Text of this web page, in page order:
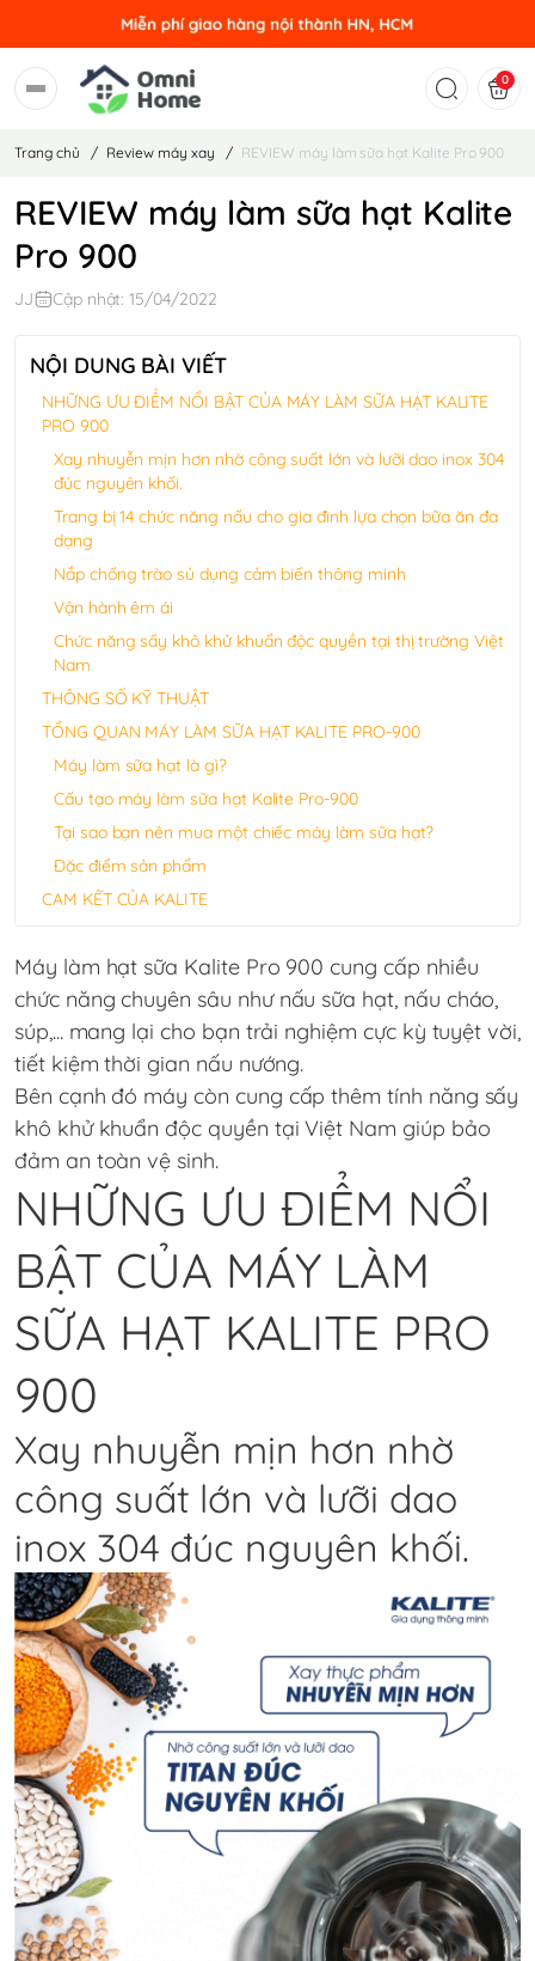
0
Trang chủ / Review máy xay / REVIEW máy làm sữa hạt Kalite Pro 900
REVIEW máy làm sữa hạt Kalite
Pro 900
JJ Cập nhật: 15/04/2022
NỘI DUNG BÀI VIẾT
NHỮNG ƯU ĐIỂM NỔI BẬT CỦA MÁY LÀM SỮA HẠT KALITE
PRO 900
Xay nhuyễn mịn hơn nhờ công suất lớn và lưỡi dao inox 304
đúc nguyên khối.
Trang bị 14 chức năng nấu cho gia đình lựa chọn bữa ăn đa
dạng
Nắp chống trào sủ dụng cảm biến thông minh
Vận hành êm ái
Chức năng sấy khô khử khuẩn độc quyền tại thị trường Việt
Nam
THÔNG SỐ KỸ THUẬT
TỔNG QUAN MÁY LÀM SỮA HẠT KALITE PRO-900
Máy làm sữa hạt là gì?
Cấu tạo máy làm sữa hạt Kalite Pro-900
Tại sao bạn nên mua một chiếc máy làm sữa hạt?
Đặc điểm sản phẩm
CAM KẾT CỦA KALITE
Máy làm hạt sữa Kalite Pro 900 cung cấp nhiều
chức năng chuyên sâu như nấu sữa hạt, nấu cháo,
súp,... mang lại cho bạn trải nghiệm cực kỳ tuyệt vời,
tiết kiệm thời gian nấu nướng.
Bên cạnh đó máy còn cung cấp thêm tính năng sấy
khô khử khuẩn độc quyền tại Việt Nam giúp bảo
đảm an toàn vệ sinh.
NHỮNG ƯU ĐIỂM NỔI
BẬT CỦA MÁY LÀM
SỮA HẠT KALITE PRO
900
Xay nhuyễn mịn hơn nhờ
công suất lớn và lưỡi dao
inox 304 đúc nguyên khối.